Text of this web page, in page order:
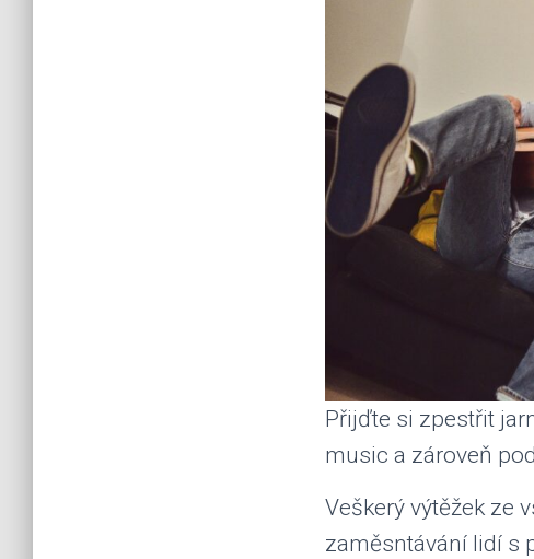
Přijďte si zpestřit
music a zároveň
Veškerý výtěžek ze
zaměsntávání lidí s